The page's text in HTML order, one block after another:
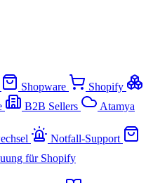
Shopware
Shopify
B2B Sellers
Atamya
Notfall-Support
für Shopify